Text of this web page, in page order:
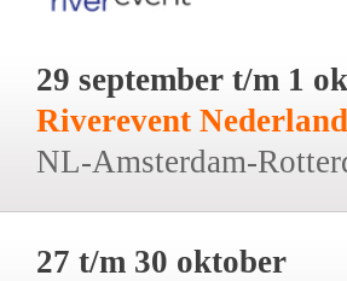
29 september t/m 1
Riverevent Nederland
NL-Amsterdam-
27 t/m 30 oktober